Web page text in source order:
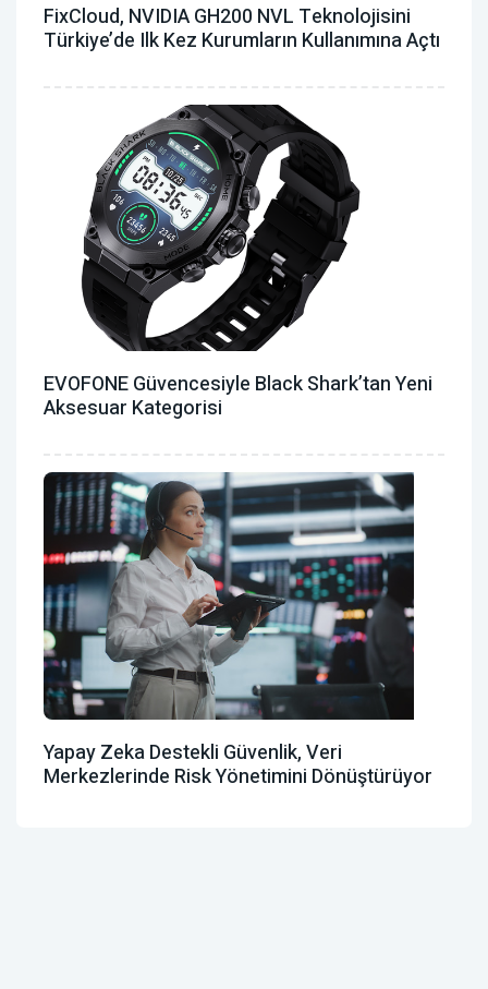
FixCloud, NVIDIA GH200 NVL Teknolojisini
Türkiye’de Ilk Kez Kurumların Kullanımına Açtı
EVOFONE Güvencesiyle Black Shark’tan Yeni
Aksesuar Kategorisi
Yapay Zeka Destekli Güvenlik, Veri
Merkezlerinde Risk Yönetimini Dönüştürüyor